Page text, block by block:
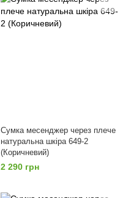
Сумка месенджер через плече
натуральна шкіра 649-2
(Коричневий)
2 290 грн